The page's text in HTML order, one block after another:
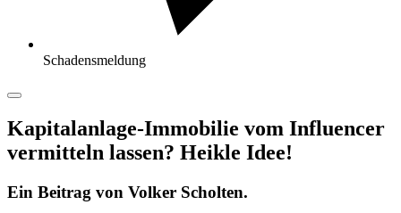
Schadensmeldung
Kapitalanlage-Immobilie vom Influencer
vermitteln lassen? Heikle Idee!
Ein Beitrag von Volker Scholten.